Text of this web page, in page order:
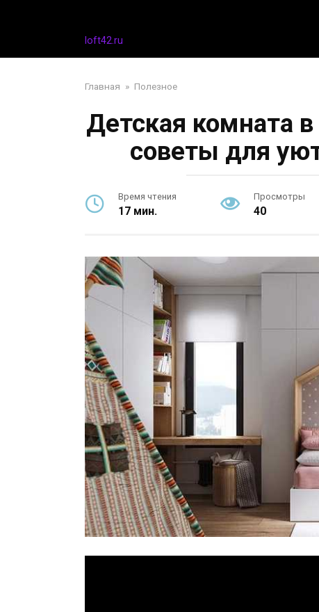
loft42.ru
Главная » Полезное
Детская комната
советы для
Время чтения
17 мин.
Просмотры
40